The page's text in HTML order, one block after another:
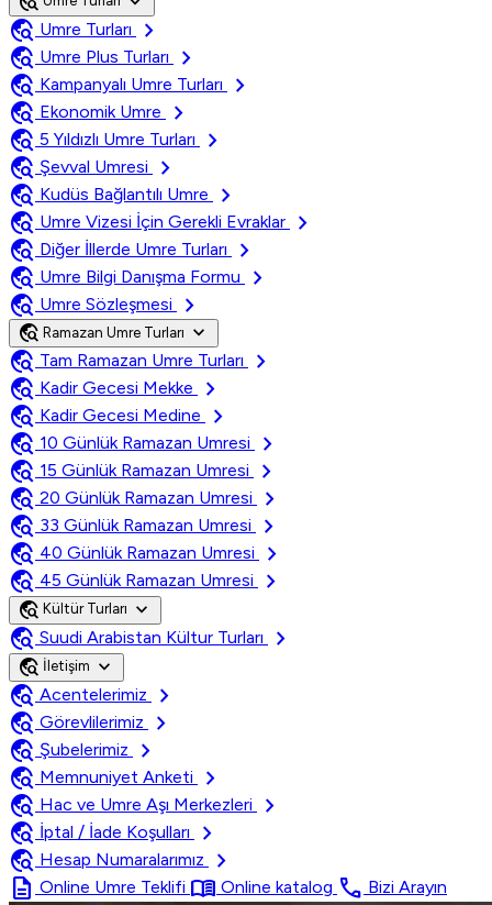
travel_explore Umre Turları
chevron_right
travel_explore Umre Plus Turları
chevron_right
travel_explore Kampanyalı Umre Turları
chevron_right
travel_explore Ekonomik Umre
chevron_right
travel_explore 5 Yıldızlı Umre Turları
chevron_right
travel_explore Şevval Umresi
chevron_right
travel_explore Kudüs Bağlantılı Umre
chevron_right
travel_explore Umre Vizesi İçin Gerekli Evraklar
chevron_right
travel_explore Diğer İllerde Umre Turları
chevron_right
travel_explore Umre Bilgi Danışma Formu
chevron_right
travel_explore Umre Sözleşmesi chevron_right
travel_explore Ramazan Umre Turları expand_more
travel_explore Tam Ramazan Umre Turları
chevron_right
travel_explore Kadir Gecesi Mekke
chevron_right
travel_explore Kadir Gecesi Medine
chevron_right
travel_explore 10 Günlük Ramazan Umresi
chevron_right
travel_explore 15 Günlük Ramazan Umresi
chevron_right
travel_explore 20 Günlük Ramazan Umresi
chevron_right
travel_explore 33 Günlük Ramazan Umresi
chevron_right
travel_explore 40 Günlük Ramazan Umresi
chevron_right
travel_explore 45 Günlük Ramazan Umresi chevron_right
travel_explore Kültür Turları expand_more
travel_explore Suudi Arabistan Kültur Turları chevron_right
travel_explore İletişim expand_more
travel_explore Acentelerimiz
chevron_right
travel_explore Görevlilerimiz
chevron_right
travel_explore Şubelerimiz
chevron_right
travel_explore Memnuniyet Anketi
chevron_right
travel_explore Hac ve Umre Aşı Merkezleri
chevron_right
travel_explore İptal / İade Koşulları
chevron_right
travel_explore Hesap Numaralarımız
chevron_right
description Online Umre Teklifi menu_book Online katalog call Bizi Arayın